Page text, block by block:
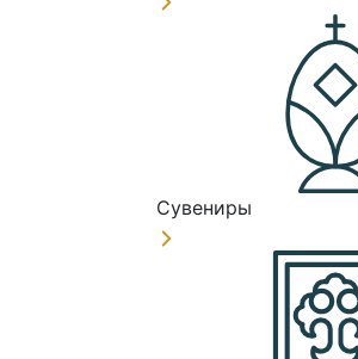
Сувениры